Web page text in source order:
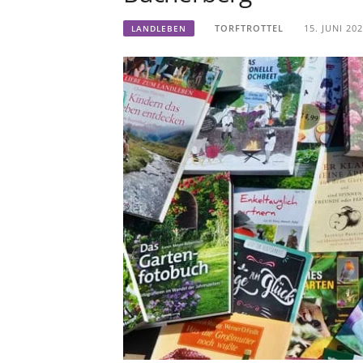
LANDLEBEN TORFTROTTEL 15. JUNI